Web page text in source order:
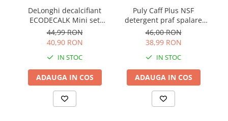
DeLonghi decalcifiant
ECODECALK Mini set
2x100ml
44,99 RON
40,90 RON
IN STOC
ADAUGA IN COS
Puly Caff Plus NSF
detergent praf spalare
grup cafea 570g
46,00 RON
38,99 RON
IN STOC
ADAUGA IN COS